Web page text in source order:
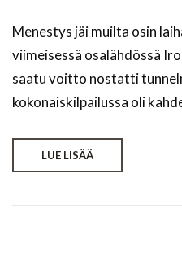
Menestys jäi muilta osin
viimeisessä osalähdössä
saatu voitto nostatti
kokonaiskilpailussa oli
LUE LISÄÄ